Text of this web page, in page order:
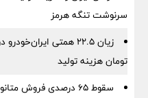
سرنوشت تنگه هرمز
تومان هزینه تولید
سقوط ۶۵ درصدی فروش